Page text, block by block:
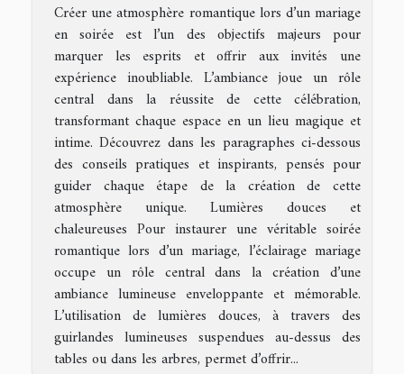
Créer une atmosphère romantique lors d’un mariage
en soirée est l’un des objectifs majeurs pour
marquer les esprits et offrir aux invités une
expérience inoubliable. L’ambiance joue un rôle
central dans la réussite de cette célébration,
transformant chaque espace en un lieu magique et
intime. Découvrez dans les paragraphes ci-dessous
des conseils pratiques et inspirants, pensés pour
guider chaque étape de la création de cette
atmosphère unique. Lumières douces et
chaleureuses Pour instaurer une véritable soirée
romantique lors d’un mariage, l’éclairage mariage
occupe un rôle central dans la création d’une
ambiance lumineuse enveloppante et mémorable.
L’utilisation de lumières douces, à travers des
guirlandes lumineuses suspendues au-dessus des
tables ou dans les arbres, permet d’offrir...